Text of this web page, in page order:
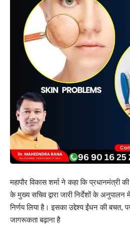
महापौर विकास शर्मा ने कहा कि प्रधानमंत्री
के मुख्य सचिव द्वारा जारी निर्देशों के
निर्णय लिया है। इसका उद्देश्य ईंधन की
जागरूकता बढ़ाना है